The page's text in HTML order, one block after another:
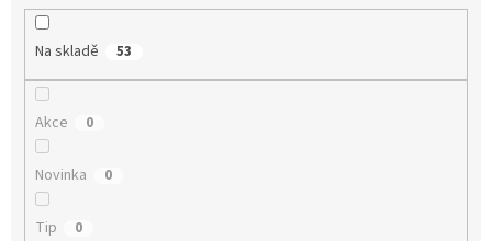
Na skladě 53
Akce 0
Novinka 0
Tip 0